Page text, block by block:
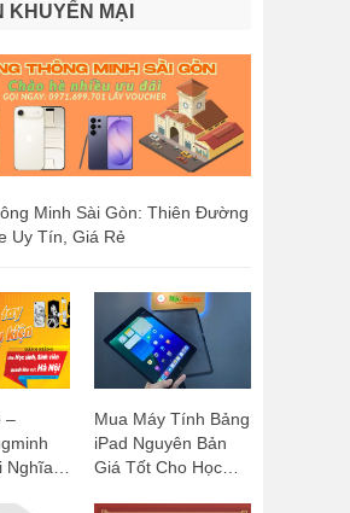
KHUYẾN MẠI
Minh Sài Gòn: Thiên Đường
Uy Tín, Giá Rẻ
–
Nghĩa:
Mua Máy Tính Bảng
iPad Nguyên Bản
Giá Tốt Cho Học